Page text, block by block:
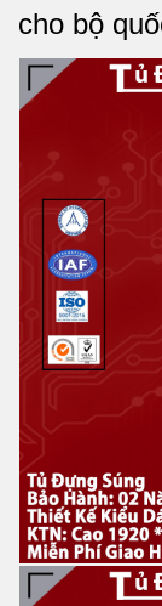
cho bộ